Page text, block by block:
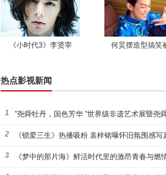
《小时代3》李贤宰 何炅摆造型搞笑
热点影视新闻
1 ”尧舜牡丹，国色芳华 ”世界级非遗艺术展暨尧
新品
2 《锁爱三生》热播吸粉 袁梓铭曝怀旧氛围感写
3 《梦中的那片海》鲜活时代里的激昂青春与燃